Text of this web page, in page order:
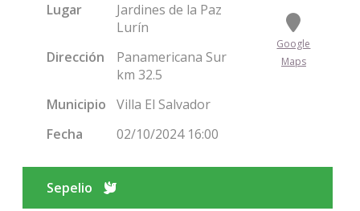
Lugar
Jardines de la Paz
Lurín
Dirección
Panamericana Sur
km 32.5
Municipio
Villa El Salvador
Fecha
02/10/2024 16:00
Google
Maps
Sepelio